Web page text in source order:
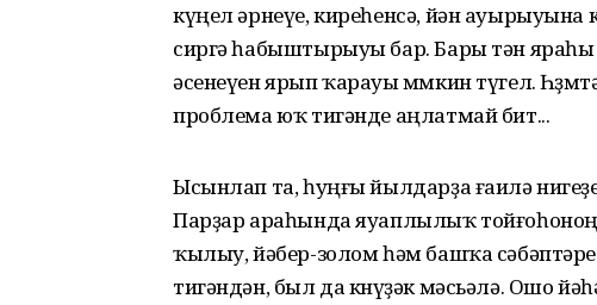
күңел әрнеүе, киреһенсә, йән ауырыуына
сиргә һабыштырыуы бар. Бары тән яраһы
әсенеүен ярып ҡарауы мөмкин түгел.
проблема юҡ тигәнде аңлатмай бит...
Ысынлап та, һуңғы йылдарҙа ғаилә
Парҙар араһында яуаплылыҡ тойғоһоноң
ҡылыу, йәбер-золом һәм башҡа
тигәндән, был да көнүҙәк мәсьәлә. Ошо